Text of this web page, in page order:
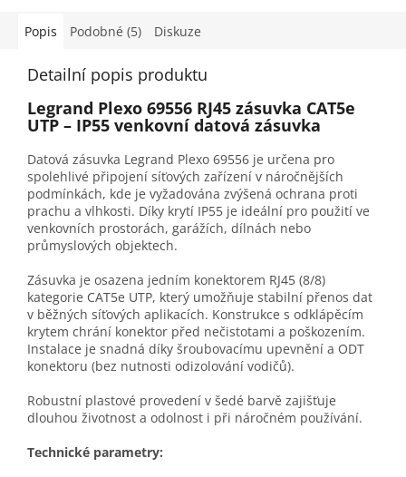
Popis Podobné (5) Diskuze
Detailní popis produktu
Legrand Plexo 69556 RJ45 zásuvka CAT5e
UTP – IP55 venkovní datová zásuvka
Datová zásuvka Legrand Plexo 69556 je určena pro
spolehlivé připojení síťových zařízení v náročnějších
podmínkách, kde je vyžadována zvýšená ochrana proti
prachu a vlhkosti. Díky krytí IP55 je ideální pro použití ve
venkovních prostorách, garážích, dílnách nebo
průmyslových objektech.
Zásuvka je osazena jedním konektorem RJ45 (8/8)
kategorie CAT5e UTP, který umožňuje stabilní přenos dat
v běžných síťových aplikacích. Konstrukce s odklápěcím
krytem chrání konektor před nečistotami a poškozením.
Instalace je snadná díky šroubovacímu upevnění a ODT
konektoru (bez nutnosti odizolování vodičů).
Robustní plastové provedení v šedé barvě zajišťuje
dlouhou životnost a odolnost i při náročném používání.
Technické parametry: